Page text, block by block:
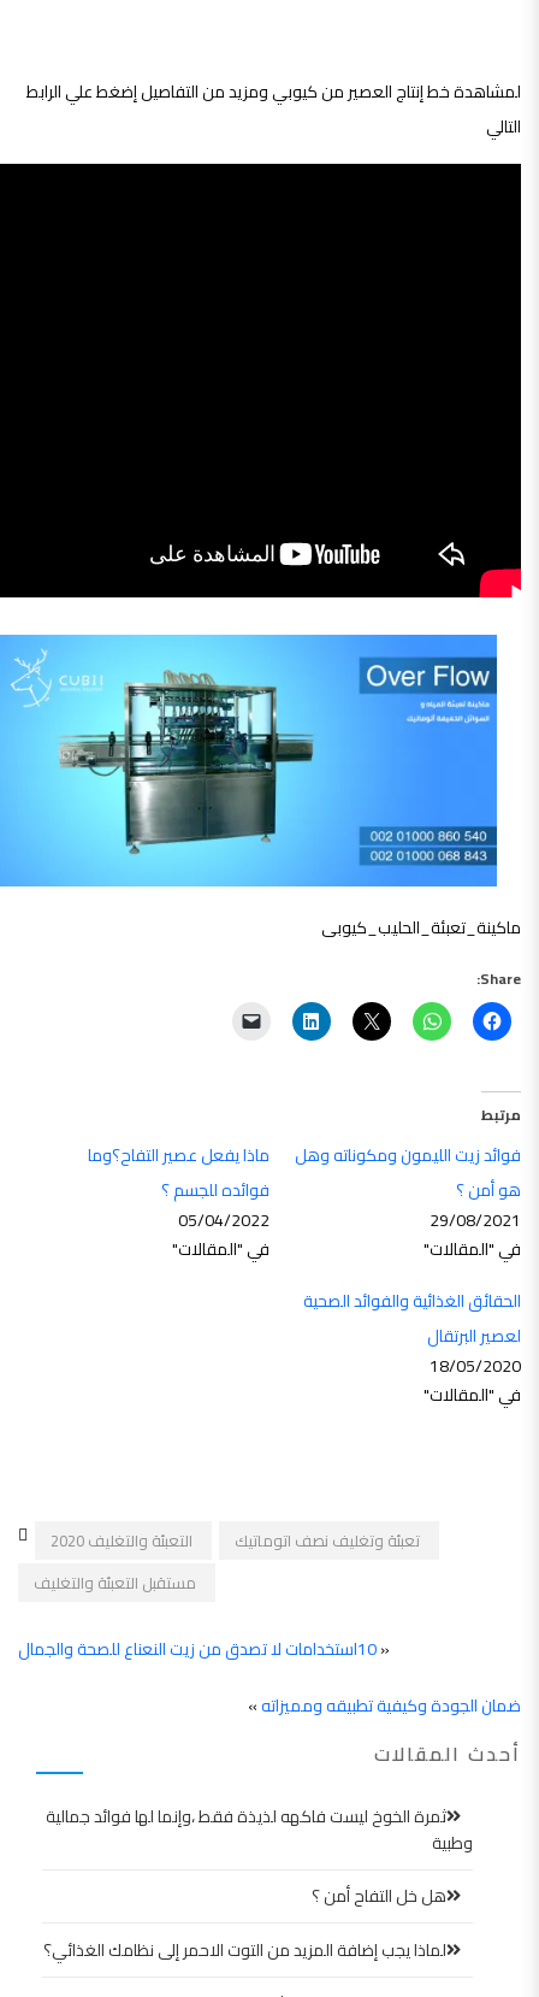
لمشاهدة خط إنتاج العصير من كيوبي ومزيد من التفاصيل إضغط علي الرابط
التالي
ماكينة_تعبئة_الحليب_كيوبى
Share:
مرتبط
فوائد زيت الليمون ومكوناته وهل
هو أمن ؟
29/08/2021
في "المقالات"
ماذا يفعل عصير التفاح؟وما
فوائده للجسم ؟
05/04/2022
في "المقالات"
الحقائق الغذائية والفوائد الصحية
لعصير البرتقال
18/05/2020
في "المقالات"
التعبئة والتغليف 2020
تعبئة وتغليف نصف اتوماتيك
مستقبل التعبئة والتغليف
«10استخدامات لا تصدق من زيت النعناع للصحة والجمال
ضمان الجودة وكيفية تطبيقه ومميزاته»
أحدث المقالات
ثمرة الخوخ ليست فاكهه لذيذة فقط ،وإنما لها فوائد جمالية
وطبية
هل خل التفاح أمن ؟
لماذا يجب إضافة المزيد من التوت الاحمر إلى نظامك الغذائي؟